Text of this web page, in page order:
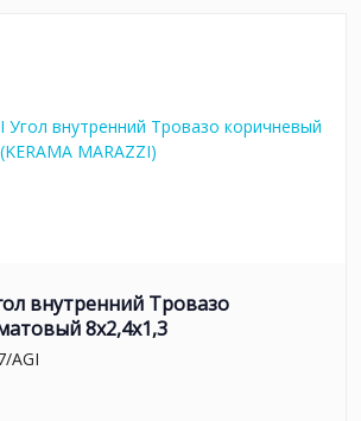
внутренний Тровазо
8x2,4x1,3
AGI